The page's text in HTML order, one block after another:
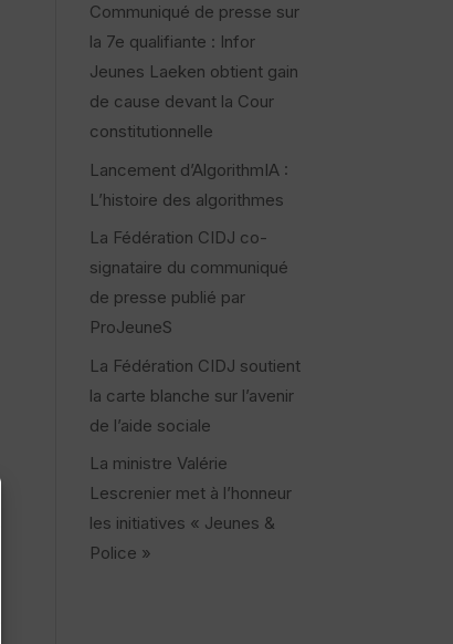
Communiqué de presse sur
la 7e qualifiante : Infor
Jeunes Laeken obtient gain
de cause devant la Cour
constitutionnelle
Lancement d’AlgorithmIA :
L’histoire des algorithmes
La Fédération CIDJ co-
signataire du communiqué
de presse publié par
ProJeuneS
La Fédération CIDJ soutient
la carte blanche sur l’avenir
de l’aide sociale
La ministre Valérie
Lescrenier met à l’honneur
les initiatives « Jeunes &
Police »